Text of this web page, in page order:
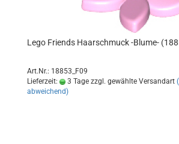
Lego Friends Haarschmuck -Blume-
Art.Nr.: 18853_F09
Lieferzeit:
3 Tage zzgl. gewählte Versandart
abweichend)